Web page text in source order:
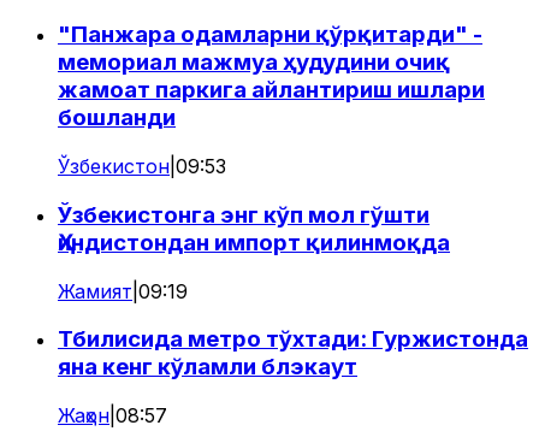
"Панжара одамларни қўрқитарди" -
мемориал мажмуа ҳудудини очиқ
жамоат паркига айлантириш ишлари
бошланди
Ўзбекистон 09:53
Ўзбекистонга энг кўп мол гўшти
Ҳиндистондан импорт қилинмоқда
Жамият 09:19
Тбилисида метро тўхтади: Гуржистонда
яна кенг кўламли блэкаут
Жаҳон 08:57